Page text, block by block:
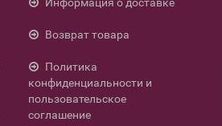
Возврат товара
Политика
конфиденциальности и
пользовательское
соглашение